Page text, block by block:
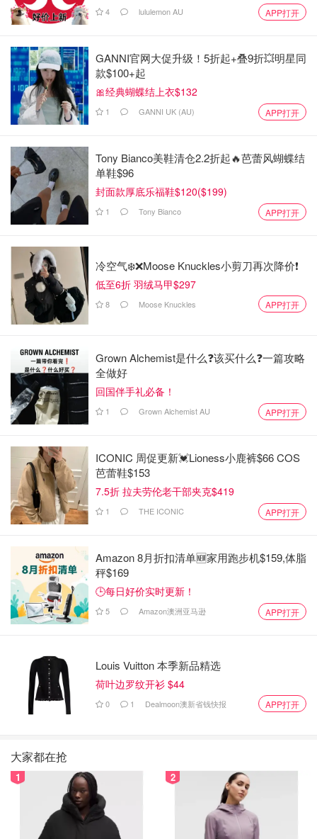
4 lululemon AU APP打开
GANNI官网大促升级！5折起+叠9折💥明星同
款$100+起
🎀经典蝴蝶结上衣$132
1 GANNI UK (AU) APP打开
Tony Bianco美鞋清仓2.2折起🔥芭蕾风蝴蝶结
单鞋$96
封面款厚底乐福鞋$120($199)
1 Tony Bianco APP打开
冷空气❄️❌️Moose Knuckles小剪刀再次降价❗️
低至6折 羽绒马甲$297
8 Moose Knuckles APP打开
Grown Alchemist是什么❓该买什么❓️一篇攻略
全做好
回国伴手礼必备！
1 Grown Alchemist AU APP打开
ICONIC 周促更新💓Lioness小鹿裤$66 COS
芭蕾鞋$153
7.5折 拉夫劳伦老干部夹克$419
1 THE ICONIC APP打开
Amazon 8月折扣清单🆕家用跑步机$159,体脂
秤$169
🕒每日好价实时更新！
5 Amazon澳洲亚马逊 APP打开
Louis Vuitton 本季新品精选
荷叶边罗纹开衫 $44
0 1 Dealmoon澳新省钱快报 APP打开
大家都在抢
1 2